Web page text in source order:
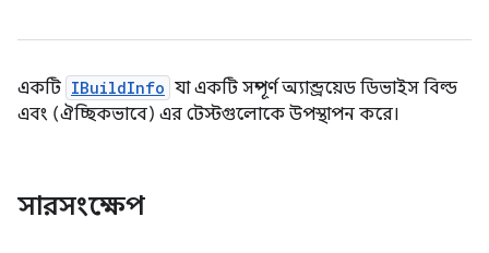
একটি IBuildInfo যা একটি সম্পূর্ণ অ্যান্ড্রয়েড ডিভাইস বিল্ড
এবং (ঐচ্ছিকভাবে) এর টেস্টগুলোকে উপস্থাপন করে।
সারসংক্ষেপ